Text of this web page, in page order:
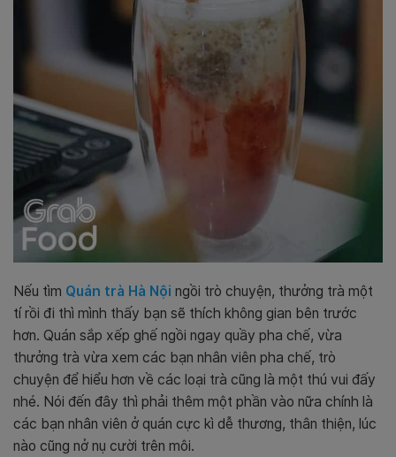
Nếu tìm Quán trà Hà Nội ngồi trò chuyện, thưởng trà một
tí rồi đi thì mình thấy bạn sẽ thích không gian bên trước
hơn. Quán sắp xếp ghế ngồi ngay quầy pha chế, vừa
thưởng trà vừa xem các bạn nhân viên pha chế, trò
chuyện để hiểu hơn về các loại trà cũng là một thú vui đấy
nhé. Nói đến đây thì phải thêm một phần vào nữa chính là
các bạn nhân viên ở quán cực kì dễ thương, thân thiện, lúc
nào cũng nở nụ cười trên môi.